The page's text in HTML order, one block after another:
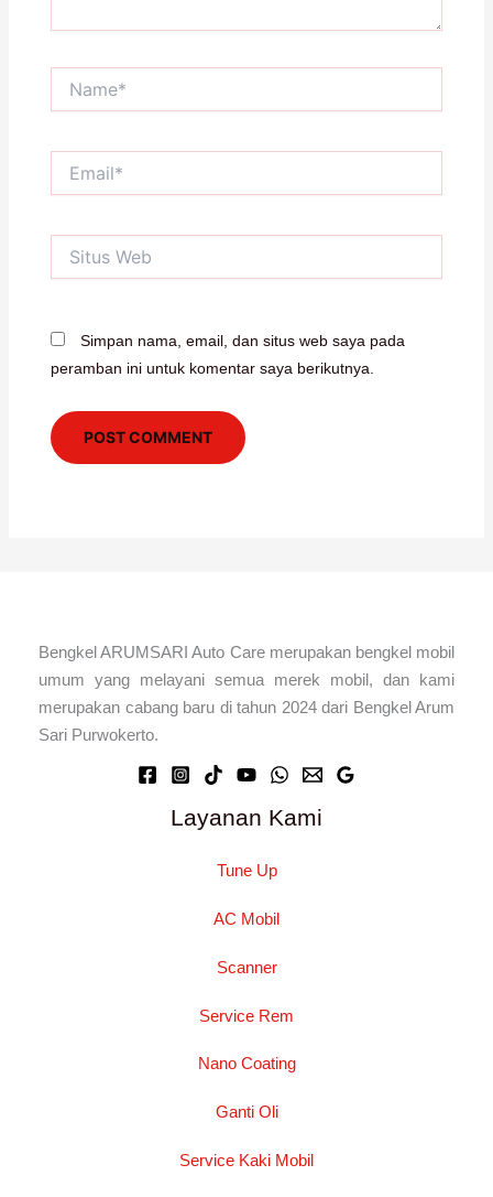
Web
Simpan nama, email, dan situs web saya pada
peramban ini untuk komentar saya berikutnya.
Bengkel ARUMSARI Auto Care merupakan bengkel mobil
umum yang melayani semua merek mobil, dan kami
merupakan cabang baru di tahun 2024 dari Bengkel Arum
Sari Purwokerto.
Layanan Kami
Tune Up
AC Mobil
Scanner
Service Rem
Nano Coating
Ganti Oli
Service Kaki Mobil